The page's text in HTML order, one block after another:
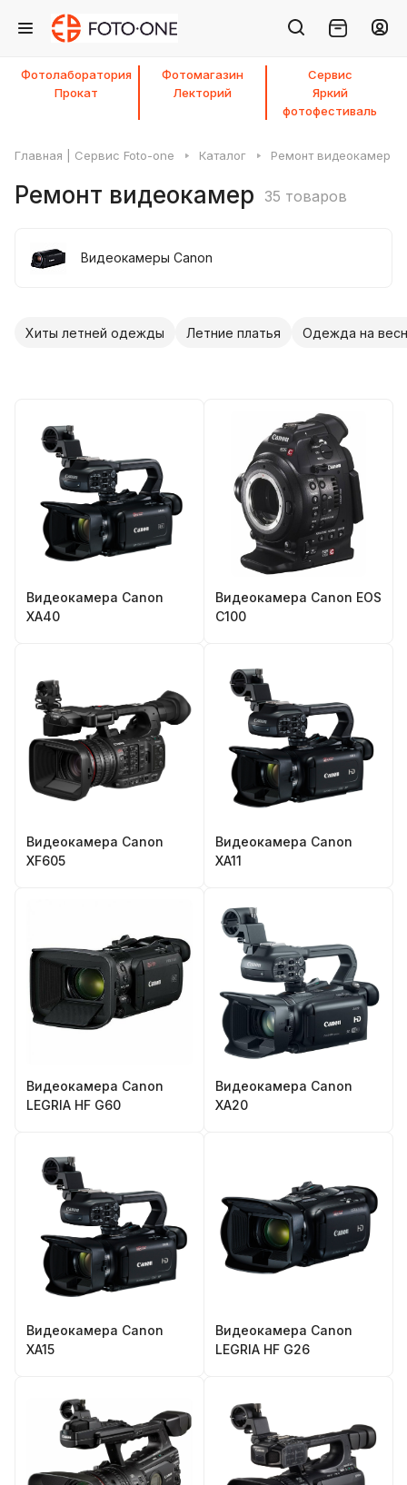
Фотолаборатория Фотомагазин
Сервис
Прокат
Лекторий
Яркий
фотофестиваль
Главная | Сервис Foto-one Каталог Ремонт видеокамер
Ремонт видеокамер 35 товаров
Видеокамеры Canon
Хиты летней одежды Летние платья Одежда на
Видеокамера Canon
XA40
Видеокамера Canon EOS
C100
Видеокамера Canon
XF605
Видеокамера Canon
XA11
Видеокамера Canon
LEGRIA HF G60
Видеокамера Canon
XA20
Видеокамера Canon
XA15
Видеокамера Canon
LEGRIA HF G26